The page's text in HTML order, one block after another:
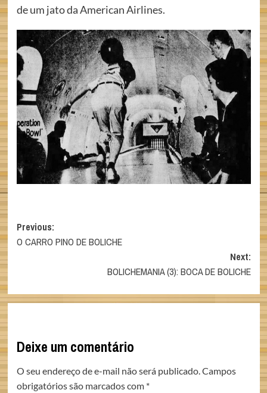
de um jato da American Airlines.
Post
navigation
Previous:
O CARRO PINO DE BOLICHE
Next:
BOLICHEMANIA (3): BOCA DE BOLICHE
Deixe um comentário
O seu endereço de e-mail não será publicado. Campos
obrigatórios são marcados com *